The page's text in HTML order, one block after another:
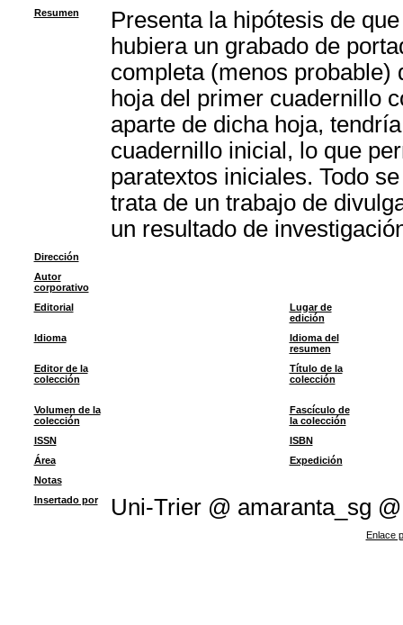
Resumen
Presenta la hipótesis de
hubiera un grabado de
completa (menos probable)
hoja del primer cuadernillo
aparte de dicha hoja,
cuadernillo inicial, lo que
paratextos iniciales. Todo
trata de un trabajo de
un resultado de
Dirección
Autor
corporativo
Editorial
Lugar de
edición
Idioma
Idioma del
resumen
Editor de la
colección
Título de la
colección
Volumen de la
colección
Fascículo de
la colección
ISSN
ISBN
Área
Expedición
Notas
Insertado por
Uni-Trier @ amaranta_sg
Enlace